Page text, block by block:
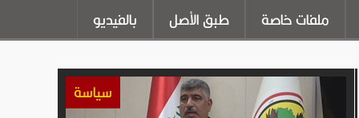
ملفات خاصة طبق الأصل بالفيديو
سياسة